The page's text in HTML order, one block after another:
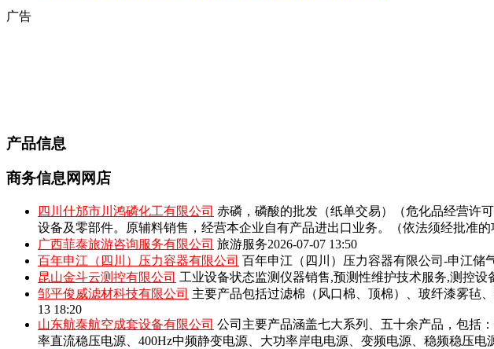
广告
产品信息
商务信息网网店
四川什邡市川鸿磷化工有限公司 赤磷，磷酸的批发（纸单交易）（危化品经营许
设备及零部件。原辅料销售，经营本企业自有产品进出口业务。（依法须经批准
广西菲泰旅游咨询服务有限公司 旅游服务2026-07-07 13:50
百年申江（四川）压力容器有限公司 百年申江（四川）压力容器有限公司-申江储
昆山金斗云测控有限公司 工业设备状态监测仪器销售,预测性维护技术服务,测控设
邹平俊威滤材科技有限公司 主要产品包括‌过滤棉（风口棉、顶棉）、玻纤漆雾毡
13 18:20
山东航泰航空成套设备有限公司 公司主要产品涵盖七大系列、五十余产品，包括
率直流稳压电源、400Hz中频静变电源、大功率岸电电源、变频电源、稳频稳压